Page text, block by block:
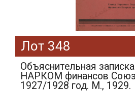
Лот 348
Объяснительная
НАРКОМ финансов
1927/1928 год. М., 1929.